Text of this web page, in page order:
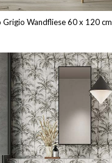
Grigio Wandfliese 60 x 120 cm